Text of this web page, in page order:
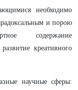
необходимо
и порою
содержание
креативного
научные сферы: